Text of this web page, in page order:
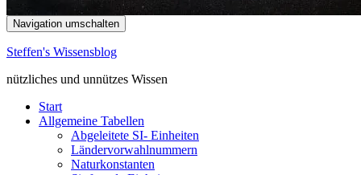
Navigation umschalten
Steffen's Wissensblog
nützliches und unnützes Wissen
Start
Allgemeine Tabellen
Abgeleitete SI- Einheiten
Ländervorwahlnummern
Naturkonstanten